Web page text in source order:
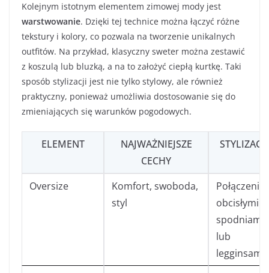
Kolejnym istotnym elementem zimowej mody jest
warstwowanie. Dzięki tej technice można łączyć różne
tekstury i kolory, co pozwala na tworzenie unikalnych
outfitów. Na przykład, klasyczny sweter można zestawić
z koszulą lub bluzką, a na to założyć ciepłą kurtkę. Taki
sposób stylizacji jest nie tylko stylowy, ale również
praktyczny, ponieważ umożliwia dostosowanie się do
zmieniających się warunków pogodowych.
ELEMENT
NAJWAŻNIEJSZE
CECHY
Oversize
Komfort, swoboda,
styl
Połączenie
obcisłymi
spodniami
lub
legginsami